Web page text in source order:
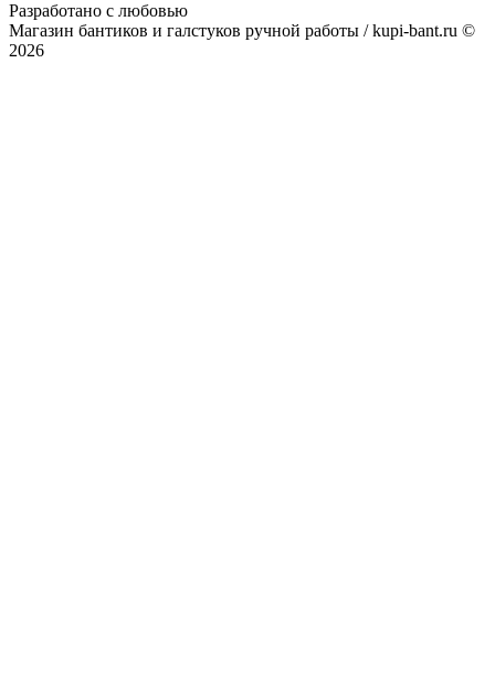
Разработано с любовью
Магазин бантиков и галстуков ручной работы / kupi-bant.ru ©
2026